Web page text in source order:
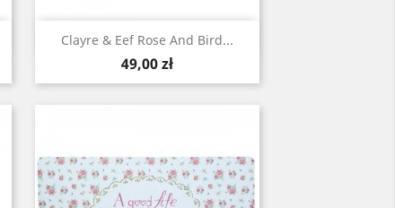
Clayre & Eef Rose And Bird...
Cena
49,00 zł
Szybki podgląd